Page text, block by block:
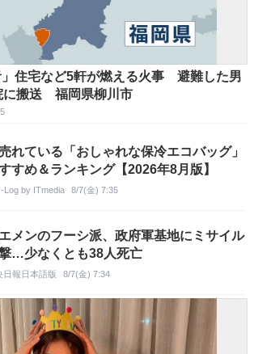
」住宅など5軒が燃える火事 避難した男
に搬送 福岡県柳川市
れている「おしゃれな保冷エコバッグ」
すめ＆ランキング【2026年8月版】
Log by ITmedia 8/7(金) 7:35
メンのフーシ派、政府軍基地にミサイル
…少なくとも38人死亡
日報日本語版 8/7(金) 7:34